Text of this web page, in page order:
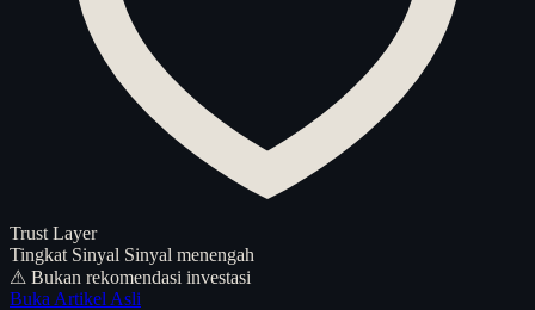
Trust Layer
Tingkat Sinyal Sinyal menengah
⚠ Bukan rekomendasi investasi
Buka Artikel Asli